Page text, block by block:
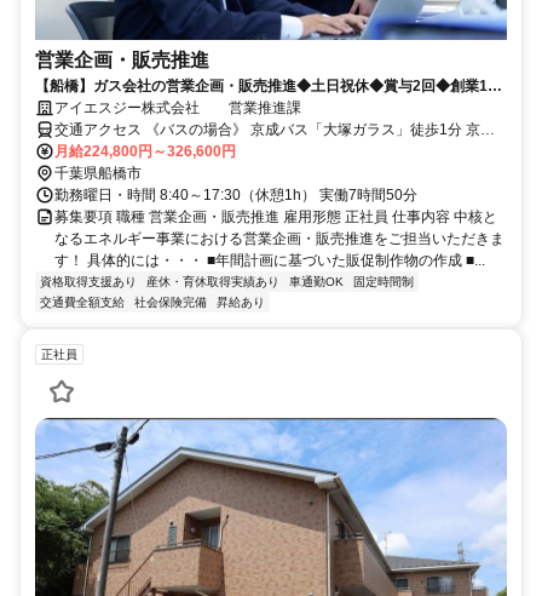
営業企画・販売推進
【船橋】ガス会社の営業企画・販売推進◆土日祝休◆賞与2回◆創業140
年以上の老舗企業
アイエスジー株式会社 営業推進課
交通アクセス 《バスの場合》 京成バス「大塚ガラス」徒歩1分 京成
バス千葉セントラル「エステ・シティ」徒歩5分 《車の場合》 武蔵野
線 船橋法典駅 車5分 東武野田線 馬込沢駅 車6分 東武野田線 塚田駅 車
8分
月給224,800円～326,600円
千葉県船橋市
勤務曜日・時間 8:40～17:30（休憩1h） 実働7時間50分
募集要項 職種 営業企画・販売推進 雇用形態 正社員 仕事内容 中核と
なるエネルギー事業における営業企画・販売推進をご担当いただきま
す！ 具体的には・・・ ■年間計画に基づいた販促制作物の作成 ■...
資格取得支援あり 産休・育休取得実績あり 車通勤OK
固定時間制
交通費全額支給
社会保険完備 昇給あり
正社員